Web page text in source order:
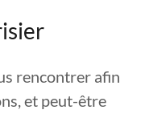
rencontrer afin
et peut-être